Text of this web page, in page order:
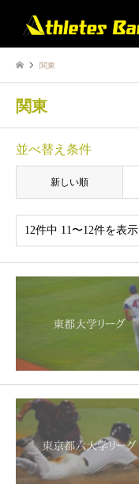
関東
関東
並べ替え条件
新しい順
12件中 11〜12件を表示